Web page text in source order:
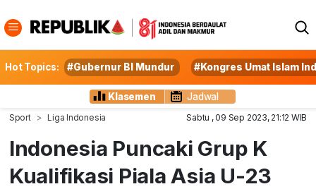
Hot Topics: #Gubernur BI Mundur #Kongres Umat Islam
Klasemen Jadwal
Sport Liga Indonesia Sabtu , 09 Sep 2023, 21:12 WIB
Indonesia Puncaki Grup K
Kualifikasi Piala Asia U-23